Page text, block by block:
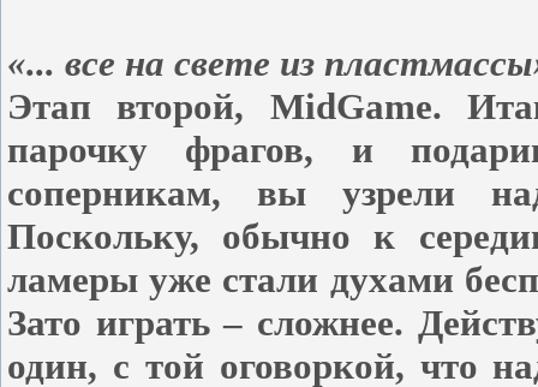
«... все на свете из
Этап второй, MidGame.
парочку фрагов, и
соперникам, вы узрели
Поскольку, обычно к
ламеры уже стали духами
Зато играть – сложнее.
один, с той оговоркой, что